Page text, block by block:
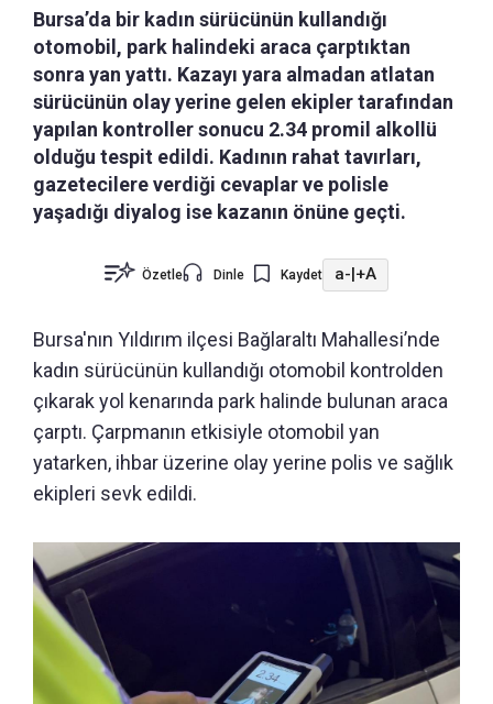
Bursa’da bir kadın sürücünün kullandığı
otomobil, park halindeki araca çarptıktan
sonra yan yattı. Kazayı yara almadan atlatan
sürücünün olay yerine gelen ekipler tarafından
yapılan kontroller sonucu 2.34 promil alkollü
olduğu tespit edildi. Kadının rahat tavırları,
gazetecilere verdiği cevaplar ve polisle
yaşadığı diyalog ise kazanın önüne geçti.
Özetle Dinle Kaydet a- +A
Bursa'nın Yıldırım ilçesi Bağlaraltı Mahallesi’nde
kadın sürücünün kullandığı otomobil kontrolden
çıkarak yol kenarında park halinde bulunan araca
çarptı. Çarpmanın etkisiyle otomobil yan
yatarken, ihbar üzerine olay yerine polis ve sağlık
ekipleri sevk edildi.